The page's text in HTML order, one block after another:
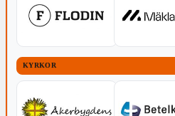
KYRKOR